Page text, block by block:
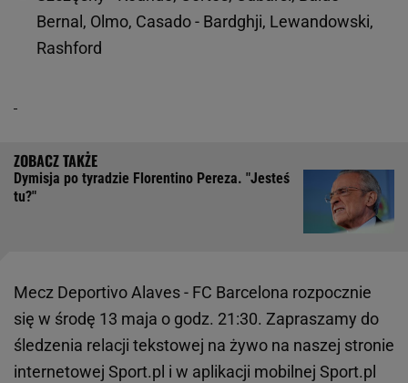
Bernal, Olmo, Casado - Bardghji, Lewandowski,
Rashford
Dymisja po tyradzie Florentino Pereza. "Jesteś
tu?"
Mecz Deportivo Alaves - FC Barcelona rozpocznie
się w środę 13 maja o godz. 21:30. Zapraszamy do
śledzenia relacji tekstowej na żywo na naszej stronie
internetowej Sport.pl i w aplikacji mobilnej Sport.pl